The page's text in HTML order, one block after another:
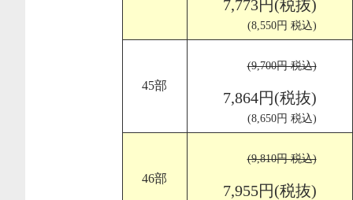
7,773円(税抜)
(8,550円 税込)
45部
(9,700円 税込)
7,864円(税抜)
(8,650円 税込)
46部
(9,810円 税込)
7,955円(税抜)